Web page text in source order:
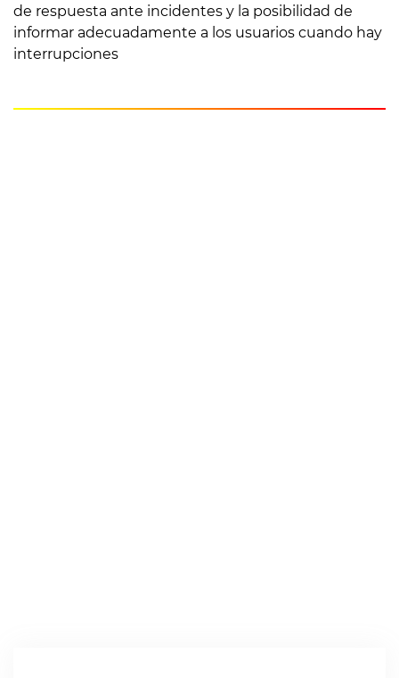
de respuesta ante incidentes y la posibilidad de
informar adecuadamente a los usuarios cuando hay
interrupciones